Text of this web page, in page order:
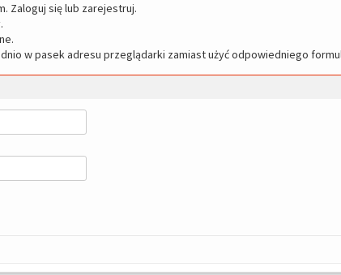
Zaloguj się lub zarejestruj.
w pasek adresu przeglądarki zamiast użyć odpowiedniego